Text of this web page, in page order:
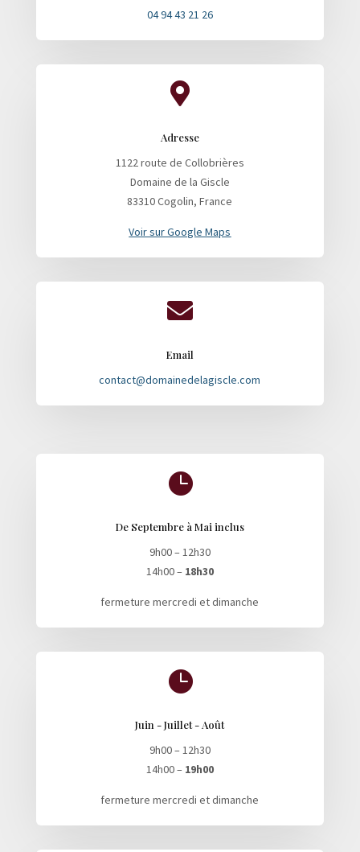
04 94 43 21 26

Adresse
1122 route de Collobrières
Domaine de la Giscle
83310 Cogolin, France
Voir sur Google Maps

Email
contact@domainedelagiscle.com

De Septembre à Mai inclus
9h00 – 12h30
14h00 – 18h30
fermeture mercredi et dimanche

Juin - Juillet - Août
9h00 – 12h30
14h00 – 19h00
fermeture mercredi et dimanche